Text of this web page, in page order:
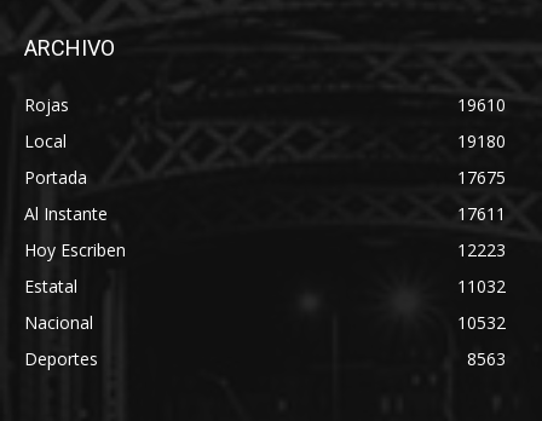
ARCHIVO
Rojas
19610
Local
19180
Portada
17675
Al Instante
17611
Hoy Escriben
12223
Estatal
11032
Nacional
10532
Deportes
8563